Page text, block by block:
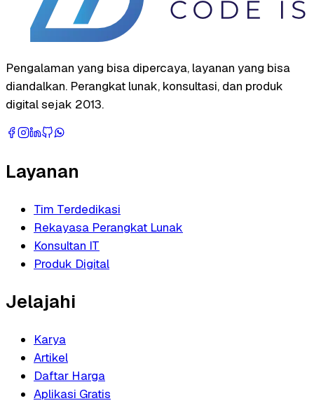
Pengalaman yang bisa dipercaya, layanan yang bisa
diandalkan. Perangkat lunak, konsultasi, dan produk
digital sejak 2013.
Layanan
Tim Terdedikasi
Rekayasa Perangkat Lunak
Konsultan IT
Produk Digital
Jelajahi
Karya
Artikel
Daftar Harga
Aplikasi Gratis